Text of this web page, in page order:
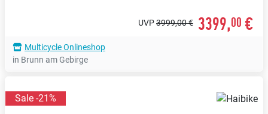
UVP3999,00 € 3399,00 €
Multicycle Onlineshop
in Brunn am Gebirge
Sale -21%